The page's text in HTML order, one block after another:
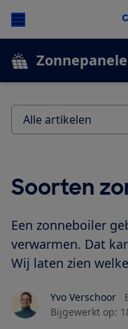
Soorten
Een zonneboiler
verwarmen. Dat
Wij laten zien
Yvo Verschoor
Bijgewerkt op:
Alle artikelen